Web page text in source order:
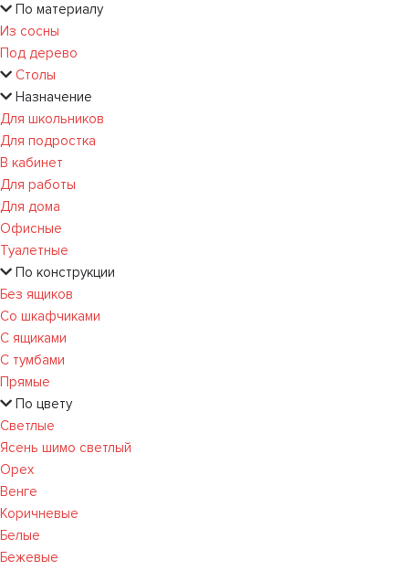
По материалу
Из сосны
Под дерево
Столы
Назначение
Для школьников
Для подростка
В кабинет
Для работы
Для дома
Офисные
Туалетные
По конструкции
Без ящиков
Со шкафчиками
С ящиками
С тумбами
Прямые
По цвету
Светлые
Ясень шимо светлый
Орех
Венге
Коричневые
Белые
Бежевые